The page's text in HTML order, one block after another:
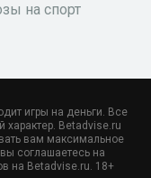
на спорт
игры на деньги. Все
Betadvise.ru
вам максимальное
соглашаетесь на
на Betadvise.ru. 18+